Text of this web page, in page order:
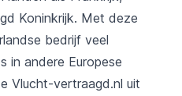
Koninkrijk. Met deze
bedrijf veel
in andere Europese
Vlucht-vertraagd.nl uit